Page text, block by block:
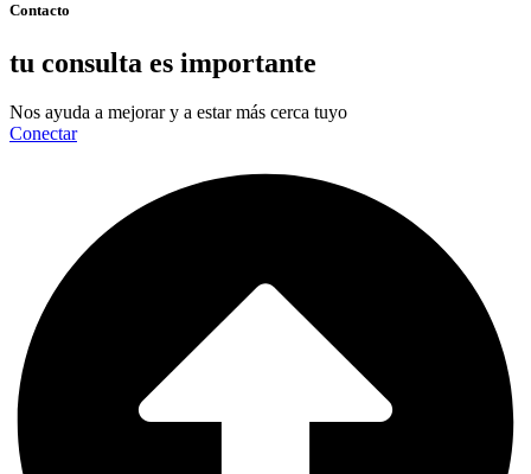
Contacto
tu consulta es importante
Nos ayuda a mejorar y a estar más cerca tuyo
Conectar